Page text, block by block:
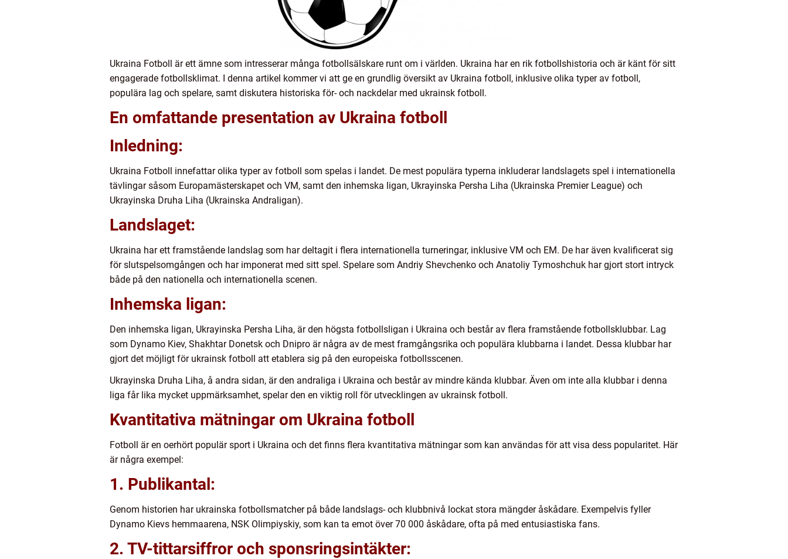
Ukraina Fotboll är ett ämne som intresserar många fotbollsälskare runt om i världen. Ukraina har en rik fotbollshistoria och är känt för sitt
engagerade fotbollsklimat. I denna artikel kommer vi att ge en grundlig översikt av Ukraina fotboll, inklusive olika typer av fotboll,
populära lag och spelare, samt diskutera historiska för- och nackdelar med ukrainsk fotboll.
En omfattande presentation av Ukraina fotboll
Inledning:
Ukraina Fotboll innefattar olika typer av fotboll som spelas i landet. De mest populära typerna inkluderar landslagets spel i internationella
tävlingar såsom Europamästerskapet och VM, samt den inhemska ligan, Ukrayinska Persha Liha (Ukrainska Premier League) och
Ukrayinska Druha Liha (Ukrainska Andraligan).
Landslaget:
Ukraina har ett framstående landslag som har deltagit i flera internationella turneringar, inklusive VM och EM. De har även kvalificerat sig
för slutspelsomgången och har imponerat med sitt spel. Spelare som Andriy Shevchenko och Anatoliy Tymoshchuk har gjort stort intryck
både på den nationella och internationella scenen.
Inhemska ligan:
Den inhemska ligan, Ukrayinska Persha Liha, är den högsta fotbollsligan i Ukraina och består av flera framstående fotbollsklubbar. Lag
som Dynamo Kiev, Shakhtar Donetsk och Dnipro är några av de mest framgångsrika och populära klubbarna i landet. Dessa klubbar har
gjort det möjligt för ukrainsk fotboll att etablera sig på den europeiska fotbollsscenen.
Ukrayinska Druha Liha, å andra sidan, är den andraliga i Ukraina och består av mindre kända klubbar. Även om inte alla klubbar i denna
liga får lika mycket uppmärksamhet, spelar den en viktig roll för utvecklingen av ukrainsk fotboll.
Kvantitativa mätningar om Ukraina fotboll
Fotboll är en oerhört populär sport i Ukraina och det finns flera kvantitativa mätningar som kan användas för att visa dess popularitet. Här
är några exempel:
1. Publikantal:
Genom historien har ukrainska fotbollsmatcher på både landslags- och klubbnivå lockat stora mängder åskådare. Exempelvis fyller
Dynamo Kievs hemmaarena, NSK Olimpiyskiy, som kan ta emot över 70 000 åskådare, ofta på med entusiastiska fans.
2. TV-tittarsiffror och sponsringsintäkter: